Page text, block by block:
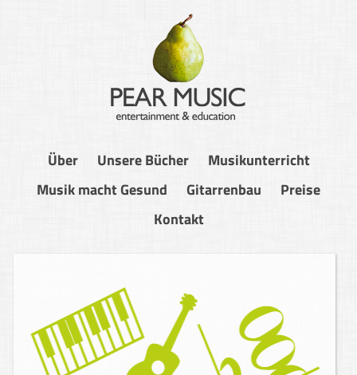
Über Unsere Bücher
Musikunterricht
Musik macht Gesund
Gitarrenbau
Preise
Kontakt